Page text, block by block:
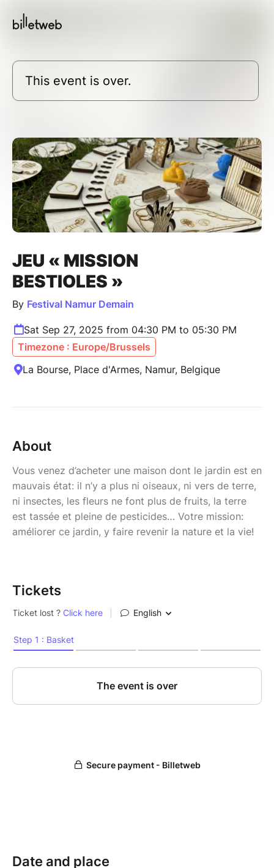
This event is over.
JEU « MISSION
BESTIOLES »
By Festival Namur Demain
Sat Sep 27, 2025 from 04:30 PM to 05:30 PM
Timezone : Europe/Brussels
La Bourse, Place d'Armes, Namur, Belgique
About
Vous venez d’acheter une maison dont le jardin est en
mauvais état: il n’y a plus ni oiseaux, ni vers de terre,
ni insectes, les fleurs ne font plus de fruits, la terre
est tassée et pleine de pesticides… Votre mission:
améliorer ce jardin, y faire revenir la nature et la vie!
Tickets
Date and place